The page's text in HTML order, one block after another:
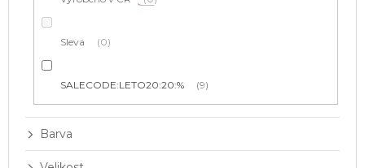
Sleva 0
SALECODE:LETO20:20:% 9
Barva